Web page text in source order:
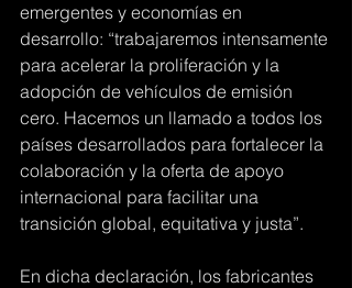
emergentes y economías en
desarrollo: “trabajaremos intensamente
para acelerar la proliferación y la
adopción de vehículos de emisión
cero. Hacemos un llamado a todos los
países desarrollados para fortalecer la
colaboración y la oferta de apoyo
internacional para facilitar una
transición global, equitativa y justa”.
En dicha declaración, los fabricantes